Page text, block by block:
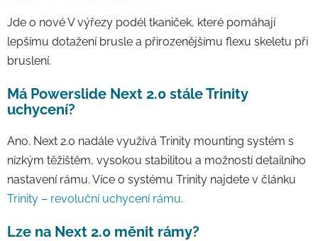
Jde o nové V výřezy podél tkaniček, které pomáhají
lepšímu dotažení brusle a přirozenějšímu flexu skeletu při
bruslení.
Má Powerslide Next 2.0 stále Trinity
uchycení?
Ano. Next 2.0 nadále využívá Trinity mounting systém s
nízkým těžištěm, vysokou stabilitou a možností detailního
nastavení rámu. Více o systému Trinity najdete v článku
Trinity – revoluční uchycení rámu.
Lze na Next 2.0 měnit rámy?